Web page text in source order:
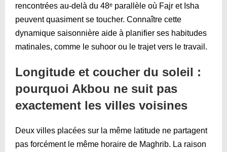
rencontrées au-delà du 48ᵉ parallèle où Fajr et Isha
peuvent quasiment se toucher. Connaître cette
dynamique saisonnière aide à planifier ses habitudes
matinales, comme le suhoor ou le trajet vers le travail.
Longitude et coucher du soleil :
pourquoi Akbou ne suit pas
exactement les villes voisines
Deux villes placées sur la même latitude ne partagent
pas forcément le même horaire de Maghrib. La raison